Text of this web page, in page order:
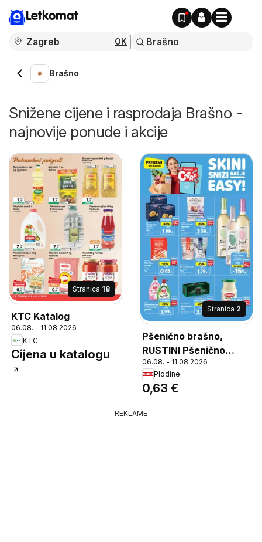
Letkomat
OK
Brašno
Snižene cijene i rasprodaja Brašno -
najnovije ponude i akcije
Stranica 18
KTC Katalog
06.08. - 11.08.2026
KTC
Cijena u katalogu
Stranica 2
Pšenično brašno,
RUSTINI Pšenično
brašno oštro tip 400 1
kg
06.08. - 11.08.2026
Plodine
0,63 €
REKLAME